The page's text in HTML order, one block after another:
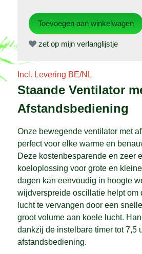
zet op mijn verlanglijstje
Incl. Levering BE/NL
Staande Ventilator
Afstandsbediening
Onze bewegende ventilator met
perfect voor elke warme en
Deze kostenbesparende en zeer
koeloplossing voor grote en
dagen kan eenvoudig in hoogte
wijdverspreide oscillatie helpt om
lucht te vervangen door een
groot volume aan koele lucht.
dankzij de instelbare timer tot 7,5
afstandsbediening.